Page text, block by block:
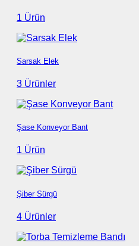
1 Ürün
Sarsak Elek
3 Ürünler
Şase Konveyor Bant
1 Ürün
Şiber Sürgü
4 Ürünler